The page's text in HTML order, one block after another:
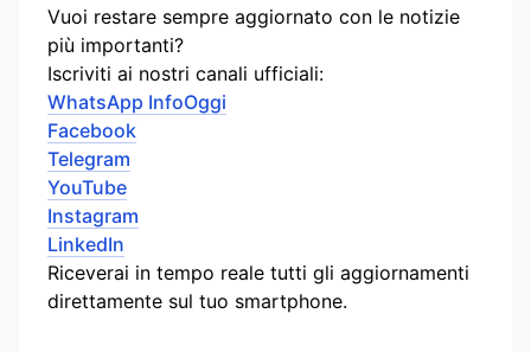
Vuoi restare sempre aggiornato con le notizie
più importanti?
Iscriviti ai nostri canali ufficiali:
WhatsApp InfoOggi
Facebook
Telegram
YouTube
Instagram
LinkedIn
Riceverai in tempo reale tutti gli aggiornamenti
direttamente sul tuo smartphone.